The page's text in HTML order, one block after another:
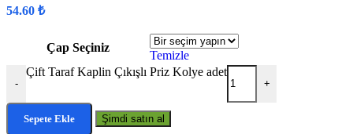
54.60 ₺
Çap Seçiniz
Temizle
-
Çift Taraf Kaplin Çıkışlı Priz Kolye adet
+
Sepete Ekle Şimdi satın al